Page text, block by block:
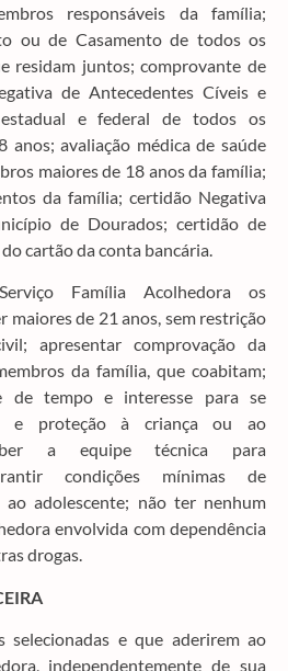
responsáveis da família;
ou de Casamento de todos os
residam juntos; comprovante de
de Antecedentes Cíveis e
e federal de todos os
anos; avaliação médica de saúde
maiores de 18 anos da família;
da família; certidão Negativa
de Dourados; certidão de
cartão da conta bancária.
Família Acolhedora os
maiores de 21 anos, sem restrição
apresentar comprovação da
da família, que coabitam;
de tempo e interesse para se
e proteção à criança ou ao
a equipe técnica para
condições mínimas de
adolescente; não ter nenhum
envolvida com dependência
drogas.
selecionadas e que aderirem ao
independentemente de sua